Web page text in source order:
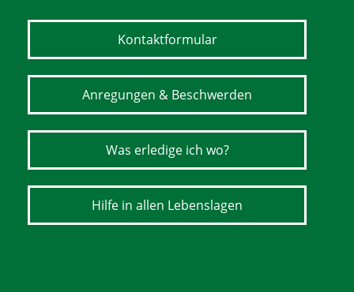
Kontaktformular
Anregungen & Beschwerden
Was erledige ich wo?
Hilfe in allen Lebenslagen